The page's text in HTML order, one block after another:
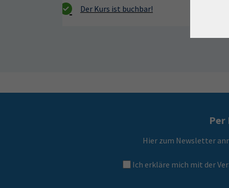
Per
Hier zum Newsletter
Ich erkläre mich mit der